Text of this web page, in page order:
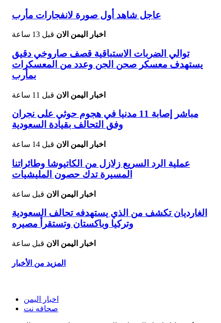
عاجل شاهد أول صورة لانفجارات مأرب
اخبار اليمن الان قبل 13 ساعة
توالي الضربات الاستباقية قصف صاروخي دقيق
يستهدف معسكر صحن الجن وعدد من المعسكرات
بمأرب
اخبار اليمن الان قبل 11 ساعة
مباشر إصابة 11 مدنيا في هجوم حوثي على نجران
وفق التحالف بقيادة السعودية
اخبار اليمن الان قبل 14 ساعة
عملية الرد السريع زلازل من الكاتيوشا وطائراتنا
المسيرة تدك حصون المليشيات
اخبار اليمن الان قبل ساعة
الغارديان تكشف من الذي يستهدفه تحالف السعودية
وتركيا وباكستان وتستقرأ مصيره
اخبار اليمن الان قبل ساعة
المزيد من الأخبار
اخبار اليمن
صحافه نت